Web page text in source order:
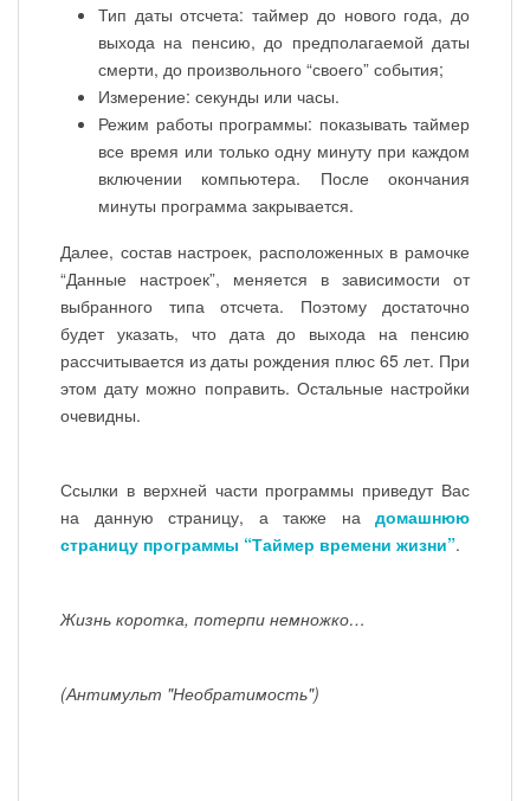
Тип даты отсчета: таймер до нового года, до
выхода на пенсию, до предполагаемой даты
смерти, до произвольного “своего” события;
Измерение: секунды или часы.
Режим работы программы: показывать таймер
все время или только одну минуту при каждом
включении компьютера. После окончания
минуты программа закрывается.
Далее, состав настроек, расположенных в рамочке
“Данные настроек”, меняется в зависимости от
выбранного типа отсчета. Поэтому достаточно
будет указать, что дата до выхода на пенсию
рассчитывается из даты рождения плюс 65 лет. При
этом дату можно поправить. Остальные настройки
очевидны.
Ссылки в верхней части программы приведут Вас
на данную страницу, а также на домашнюю
страницу программы “Таймер времени жизни”.
Жизнь коротка, потерпи немножко…
(Антимульт "Необратимость")